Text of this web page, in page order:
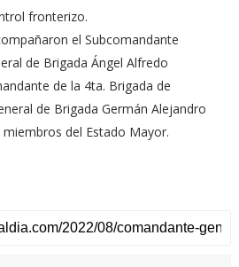
fronterizo.
el Subcomandante
de Brigada Ángel Alfredo
de la 4ta. Brigada de
de Brigada Germán Alejandro
del Estado Mayor.